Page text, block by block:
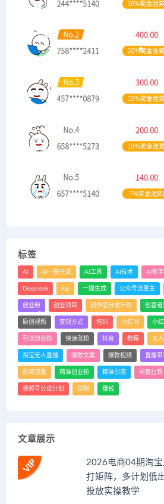
标签
AI AI一键生成 AI工具 AI技术 AI数
Deepseek mp 一键生成 公众号流量主
创业粉 创业项目 创作者分成计划 创富道
原创视频 变现方式 培训 小红书 小
引流创业粉 快速涨粉 抖音 教程 无
淘宝无人直播 爆款文案 爆款视频 直播带
私域流量 精准创业粉 精准引流 网盘拉新
视频号分成计划 课程 赚钱
文章展示
2026电商04期淘
打矩阵，多计划低
投放实操教学